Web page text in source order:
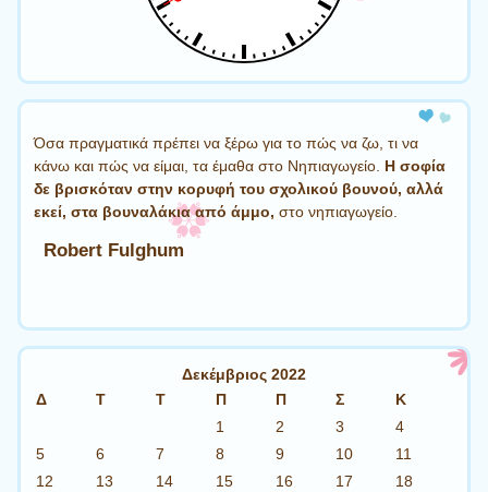
Όσα πραγματικά πρέπει να ξέρω για το πώς να ζω, τι να
κάνω και πώς να είμαι, τα έμαθα στο Νηπιαγωγείο. Η σοφία
δε βρισκόταν στην κορυφή του σχολικού βουνού, αλλά
εκεί, στα βουναλάκια από άμμο, στο νηπιαγωγείο.
Robert Fulghum
Δεκέμβριος 2022
Δ
Τ Τ Π Π Σ
Κ
1
2 3
4
5
6 7 8 9 10
11
12
13 14 15 16 17
18